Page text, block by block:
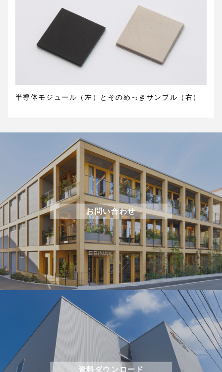
半導体モジュール（左）とそのめっきサンプル（右）
お問い合わせ
資料ダウンロード